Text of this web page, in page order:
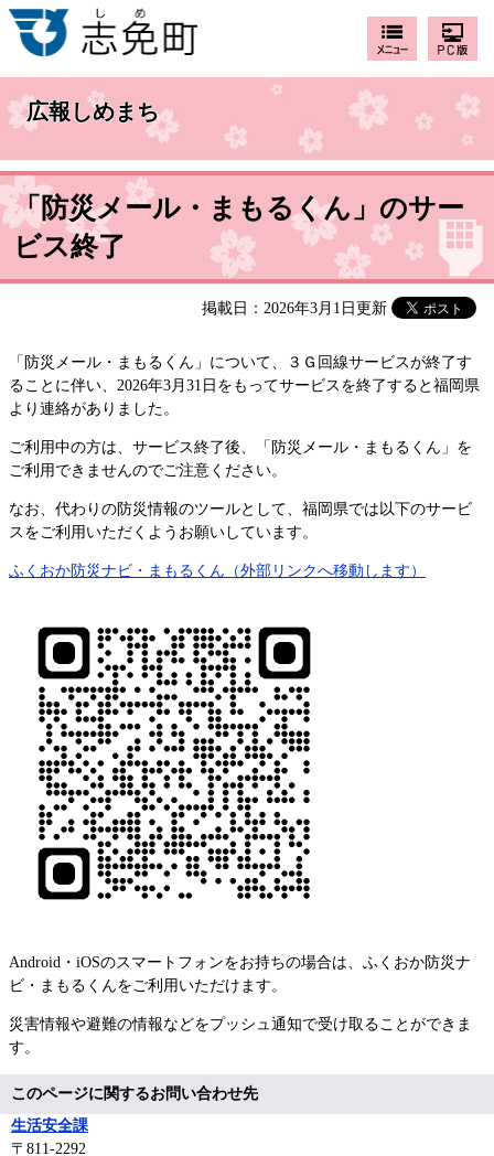
広報しめまち
「防災メール・まもるくん」のサー
ビス終了
掲載日：2026年3月1日更新
「防災メール・まもるくん」について、３Ｇ回線サービスが終了す
ることに伴い、2026年3月31日をもってサービスを終了すると福岡県
より連絡がありました。
ご利用中の方は、サービス終了後、「防災メール・まもるくん」を
ご利用できませんのでご注意ください。
なお、代わりの防災情報のツールとして、福岡県では以下のサービ
スをご利用いただくようお願いしています。
ふくおか防災ナビ・まもるくん（外部リンクへ移動します）
Android・iOSのスマートフォンをお持ちの場合は、ふくおか防災ナ
ビ・まもるくんをご利用いただけます。
災害情報や避難の情報などをプッシュ通知で受け取ることができま
す。
このページに関するお問い合わせ先
生活安全課
〒811-2292